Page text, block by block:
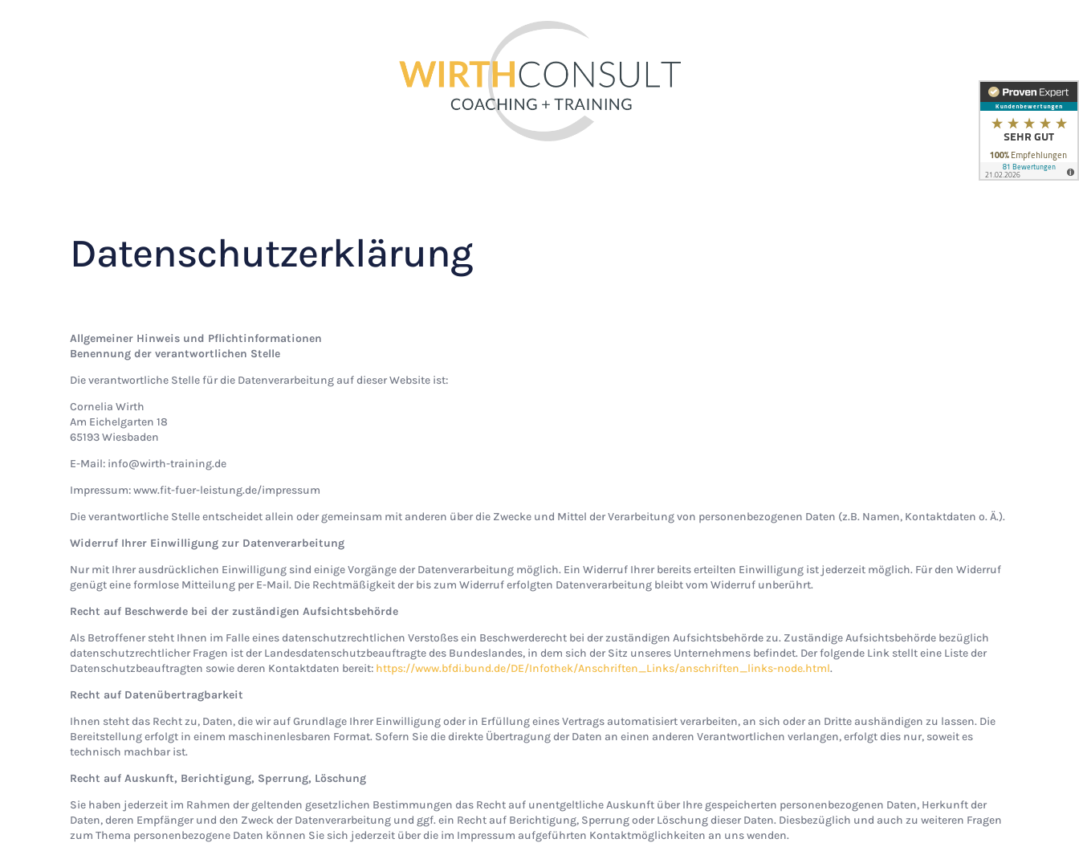
Datenschutz­erklärung
Allgemeiner Hinweis und Pflichtinformationen
Benennung der verantwortlichen Stelle
Die verantwortliche Stelle für die Datenverarbeitung auf dieser Website ist:
Cornelia Wirth
Am Eichelgarten 18
65193 Wiesbaden
E-Mail: info@wirth-training.de
Impressum: www.fit-fuer-leistung.de/impressum
Die verantwortliche Stelle entscheidet allein oder gemeinsam mit anderen über die Zwecke und Mittel der Verarbeitung von personenbezogenen Daten (z.B. Namen, Kontaktdaten o. Ä.).
Widerruf Ihrer Einwilligung zur Datenverarbeitung
Nur mit Ihrer ausdrücklichen Einwilligung sind einige Vorgänge der Datenverarbeitung möglich. Ein Widerruf Ihrer bereits erteilten Einwilligung ist jederzeit möglich. Für den Widerruf
genügt eine formlose Mitteilung per E-Mail. Die Rechtmäßigkeit der bis zum Widerruf erfolgten Datenverarbeitung bleibt vom Widerruf unberührt.
Recht auf Beschwerde bei der zuständigen Aufsichtsbehörde
Als Betroffener steht Ihnen im Falle eines datenschutzrechtlichen Verstoßes ein Beschwerderecht bei der zuständigen Aufsichtsbehörde zu. Zuständige Aufsichtsbehörde bezüglich
datenschutzrechtlicher Fragen ist der Landesdatenschutzbeauftragte des Bundeslandes, in dem sich der Sitz unseres Unternehmens befindet. Der folgende Link stellt eine Liste der
Datenschutzbeauftragten sowie deren Kontaktdaten bereit: https://www.bfdi.bund.de/DE/Infothek/Anschriften_Links/anschriften_links-node.html.
Recht auf Datenübertragbarkeit
Ihnen steht das Recht zu, Daten, die wir auf Grundlage Ihrer Einwilligung oder in Erfüllung eines Vertrags automatisiert verarbeiten, an sich oder an Dritte aushändigen zu lassen. Die
Bereitstellung erfolgt in einem maschinenlesbaren Format. Sofern Sie die direkte Übertragung der Daten an einen anderen Verantwortlichen verlangen, erfolgt dies nur, soweit es
technisch machbar ist.
Recht auf Auskunft, Berichtigung, Sperrung, Löschung
Sie haben jederzeit im Rahmen der geltenden gesetzlichen Bestimmungen das Recht auf unentgeltliche Auskunft über Ihre gespeicherten personenbezogenen Daten, Herkunft der
Daten, deren Empfänger und den Zweck der Datenverarbeitung und ggf. ein Recht auf Berichtigung, Sperrung oder Löschung dieser Daten. Diesbezüglich und auch zu weiteren Fragen
zum Thema personenbezogene Daten können Sie sich jederzeit über die im Impressum aufgeführten Kontaktmöglichkeiten an uns wenden.